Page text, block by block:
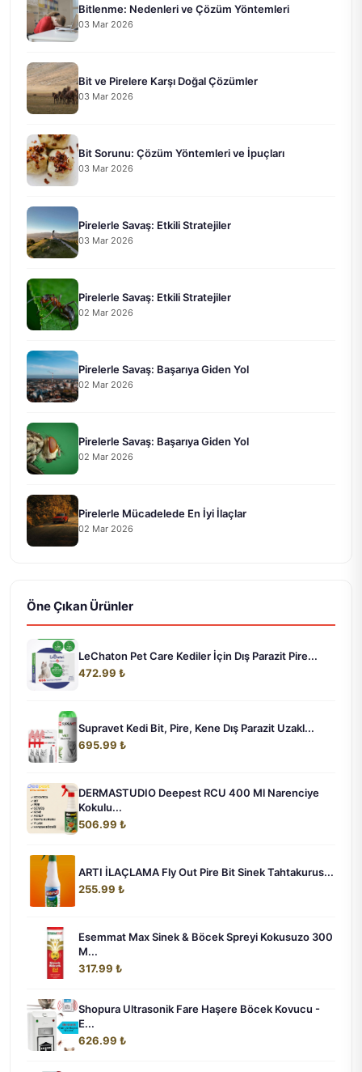
Bitlenme: Nedenleri ve Çözüm Yöntemleri
03 Mar 2026
Bit ve Pirelere Karşı Doğal Çözümler
03 Mar 2026
Bit Sorunu: Çözüm Yöntemleri ve İpuçları
03 Mar 2026
Pirelerle Savaş: Etkili Stratejiler
03 Mar 2026
Pirelerle Savaş: Etkili Stratejiler
02 Mar 2026
Pirelerle Savaş: Başarıya Giden Yol
02 Mar 2026
Pirelerle Savaş: Başarıya Giden Yol
02 Mar 2026
Pirelerle Mücadelede En İyi İlaçlar
02 Mar 2026
Öne Çıkan Ürünler
LeChaton Pet Care Kediler İçin Dış Parazit Pire...
472.99 ₺
Supravet Kedi Bit, Pire, Kene Dış Parazit Uzakl...
695.99 ₺
DERMASTUDIO Deepest RCU 400 Ml Narenciye
Kokulu...
506.99 ₺
ARTI İLAÇLAMA Fly Out Pire Bit Sinek Tahtakurus...
255.99 ₺
Esemmat Max Sinek & Böcek Spreyi Kokusuzo 300
M...
317.99 ₺
Shopura Ultrasonik Fare Haşere Böcek Kovucu -
E...
626.99 ₺